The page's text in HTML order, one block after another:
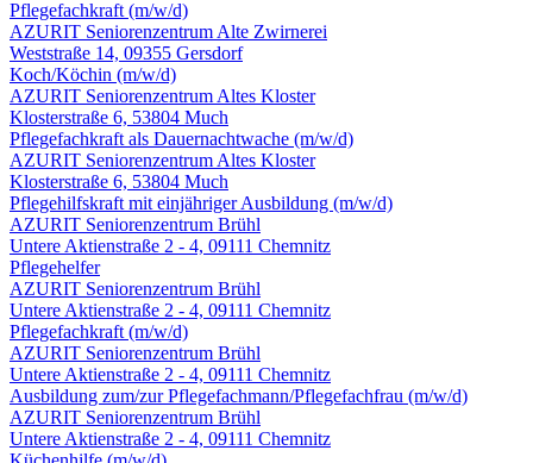
Pflegefachkraft (m/w/d)
AZURIT Seniorenzentrum Alte Zwirnerei
Weststraße 14, 09355 Gersdorf
Koch/Köchin (m/w/d)
AZURIT Seniorenzentrum Altes Kloster
Klosterstraße 6, 53804 Much
Pflegefachkraft als Dauernachtwache (m/w/d)
AZURIT Seniorenzentrum Altes Kloster
Klosterstraße 6, 53804 Much
Pflegehilfskraft mit einjähriger Ausbildung (m/w/d)
AZURIT Seniorenzentrum Brühl
Untere Aktienstraße 2 - 4, 09111 Chemnitz
Pflegehelfer
AZURIT Seniorenzentrum Brühl
Untere Aktienstraße 2 - 4, 09111 Chemnitz
Pflegefachkraft (m/w/d)
AZURIT Seniorenzentrum Brühl
Untere Aktienstraße 2 - 4, 09111 Chemnitz
Ausbildung zum/zur Pflegefachmann/Pflegefachfrau (m/w/d)
AZURIT Seniorenzentrum Brühl
Untere Aktienstraße 2 - 4, 09111 Chemnitz